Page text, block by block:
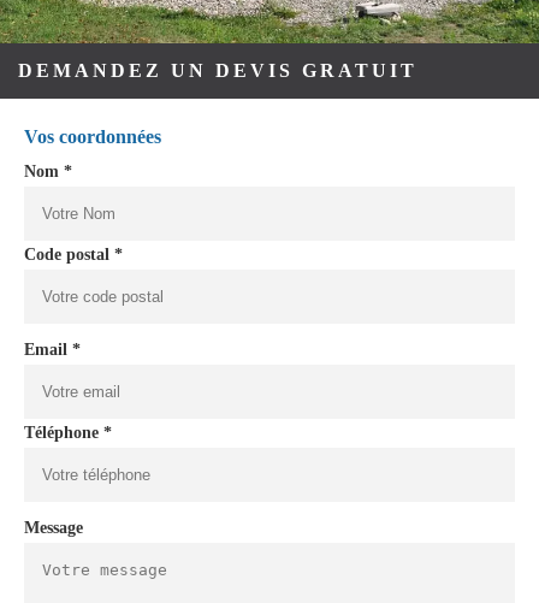
DEMANDEZ UN DEVIS GRATUIT
Vos coordonnées
Nom *
Code postal *
Email *
Téléphone *
Message